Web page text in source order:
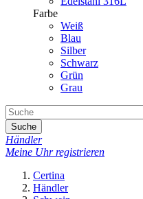
Farbe
Weiß
Blau
Silber
Schwarz
Grün
Grau
Suche
Händler
Meine Uhr registrieren
Certina
Händler